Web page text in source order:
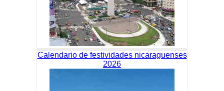
Calendario de festividades nicaraguenses
2026